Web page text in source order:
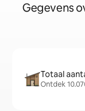
Gegevens
Totaal
Ontdek